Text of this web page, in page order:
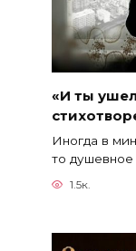
«И ты
Иногда в
то душевное
1.5к.